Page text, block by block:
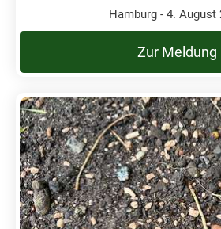
Hamburg - 4. August
Zur Meldung